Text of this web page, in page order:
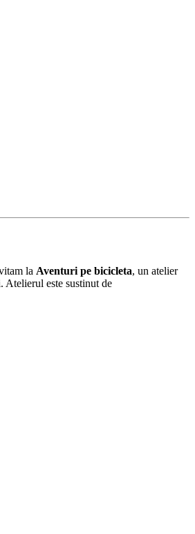
la Aventuri pe bicicleta, un atelier
Atelierul este sustinut de